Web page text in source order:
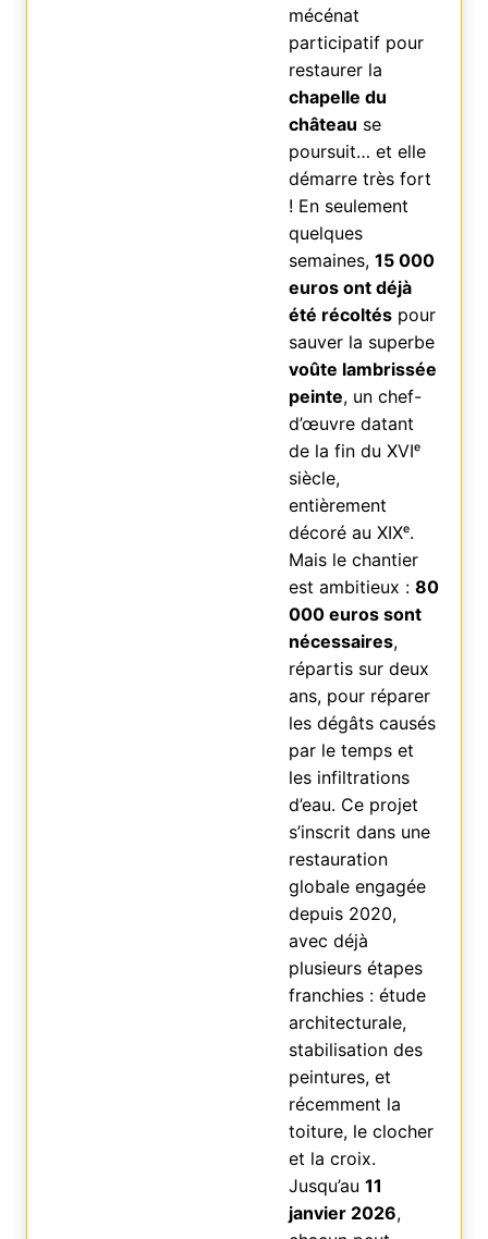
mécénat
participatif pour
restaurer la
chapelle du
château se
poursuit… et elle
démarre très fort
! En seulement
quelques
semaines, 15 000
euros ont déjà
été récoltéspour
sauver la superbe
voûte lambrissée
peinte, un chef-
d’œuvre datant
de la fin du XVIᵉ
siècle,
entièrement
décoré au XIXᵉ.
Mais le chantier
est ambitieux : 80
000 euros sont
nécessaires,
répartis sur deux
ans, pour réparer
les dégâts causés
par le temps et
les infiltrations
d’eau. Ce projet
s’inscrit dans une
restauration
globale engagée
depuis 2020,
avec déjà
plusieurs étapes
franchies : étude
architecturale,
stabilisation des
peintures, et
récemment la
toiture, le clocher
et la croix.
Jusqu’au 11
janvier 2026,